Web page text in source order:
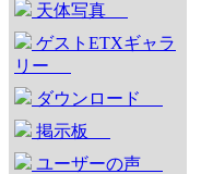
天体写真
ゲストETXギャラ
リー
ダウンロード
掲示板
ユーザーの声